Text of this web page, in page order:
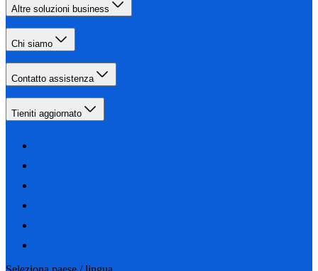
Altre soluzioni business
Chi siamo
Contatto assistenza
Tieniti aggiornato